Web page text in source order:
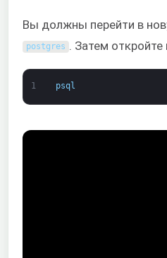
Вы должны перейти в
postgres . Затем
1 psql